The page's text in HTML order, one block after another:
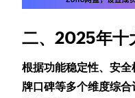
二、2025年十
根据功能稳定性、安
牌口碑等多个维度综